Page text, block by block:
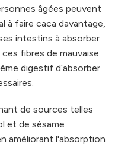
âgées peuvent
à faire caca davantage,
intestins à absorber
fibres de mauvaise
digestif d’absorber
de sources telles
et de sésame
améliorant l'absorption